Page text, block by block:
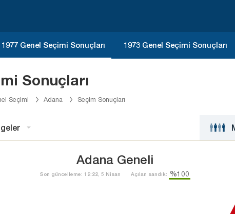
1977 Genel Seçimi Sonuçları 1973 Genel Seçimi Sonuçları
Sonuçları
Seçimi Adana Seçim Sonuçları
Adana Geneli
Son güncelleme: 12:22, 5 Nisan Açılan sandık: %100